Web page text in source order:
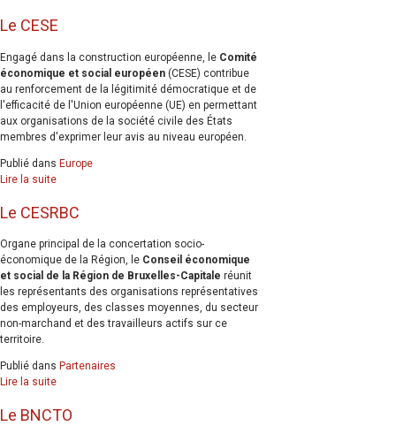
Le CESE
Engagé dans la construction européenne, le Comité
économique et social européen (CESE) contribue
au renforcement de la légitimité démocratique et de
l'efficacité de l'Union européenne (UE) en permettant
aux organisations de la société civile des États
membres d'exprimer leur avis au niveau européen.
Publié dans Europe
Lire la suite
Le CESRBC
Organe principal de la concertation socio-
économique de la Région, le Conseil économique
et social de la Région de Bruxelles-Capitale réunit
les représentants des organisations représentatives
des employeurs, des classes moyennes, du secteur
non-marchand et des travailleurs actifs sur ce
territoire.
Publié dans Partenaires
Lire la suite
Le BNCTO